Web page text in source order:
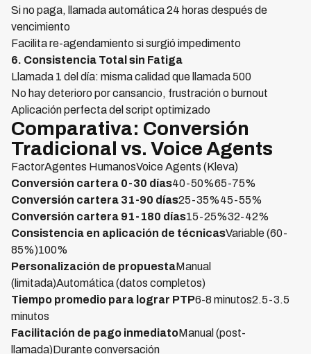
Si no paga, llamada automática 24 horas después de
vencimiento
Facilita re-agendamiento si surgió impedimento
6. Consistencia Total sin Fatiga
Llamada 1 del día: misma calidad que llamada 500
No hay deterioro por cansancio, frustración o burnout
Aplicación perfecta del script optimizado
Comparativa: Conversión
Tradicional vs. Voice Agents
FactorAgentes HumanosVoice Agents (Kleva)
Conversión cartera 0-30 días40-50%65-75%
Conversión cartera 31-90 días25-35%45-55%
Conversión cartera 91-180 días15-25%32-42%
Consistencia en aplicación de técnicasVariable (60-
85%)100%
Personalización de propuestaManual
(limitada)Automática (datos completos)
Tiempo promedio para lograr PTP6-8 minutos2.5-3.5
minutos
Facilitación de pago inmediatoManual (post-
llamada)Durante conversación